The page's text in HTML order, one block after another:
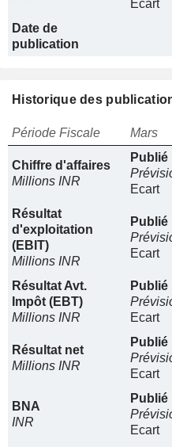
Ecart
Date de
publication
Historique des
Période Fiscale Mars
Chiffre d'affaires
Millions INR
Publié
Ecart
Résultat
d'exploitation
(EBIT)
Millions INR
Publié
Ecart
Résultat Avt.
Impôt (EBT)
Millions INR
Publié
Ecart
Résultat net
Millions INR
Publié
Ecart
BNA
INR
Publié
Ecart